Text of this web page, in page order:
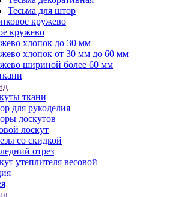
Тесьма для штор
кружево
кружево
хлопок до 30 мм
хлопок от 30 мм до 60 мм
шириной более 60 мм
ткани
для рукоделия
лоскутов
лоскут
со скидкой
отрез
утеплителя весовой